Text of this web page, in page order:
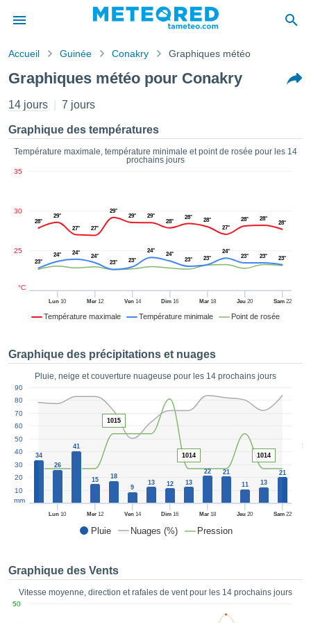
de
a
par
Vous
les
:
par le
nous
de
des
de très
ACCEPTER
CONTINUER
PARAMÈTRES
Accueil Guinée Conakry Graphiques météo
Graphiques météo pour Conakry
14 jours 7 jours
Graphique des températures
Température maximale, température minimale et point de rosée pour les 14
prochains jours
Température maximale Température minimale Point de rosée
Lun 10 Mer12 Ven14 Dim 16 Mar18 Jeu 20 Sam22
25
30
35
°C
28°
29°
27°
27°
29°
29°
29°
28°
28°
28°
27°
28° 28°
28°
23°
24° 24°
24°
23°
23°
24°
24°
23°
23°
24°
23° 23° 23°
Graphique des précipitations et nuages
Pluie, neige et couverture nuageuse pour les 14 prochains jours
Pluie Nuages (%) Pression
50
Lun 10 Mer12 Ven14 Dim 16 Mar18 Jeu 20 Sam22
10
20
30
40
50
60
70
80
90
mm
34
26
41
15
18
9
13 12 13
22
21
11
13
21
1015
1014 1014
Graphique des Vents
Vitesse moyenne, direction et rafales de vent pour les 14 prochains jours
50